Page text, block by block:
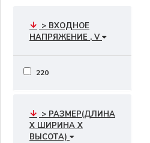
> ВХОДНОЕ
НАПРЯЖЕНИЕ , V
220
> РАЗМЕР(ДЛИНА
X ШИРИНА X
ВЫСОТА)